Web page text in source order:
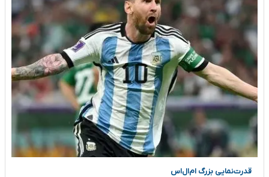
قدرت‌نمایی بزرگ ام‌ال‌اس